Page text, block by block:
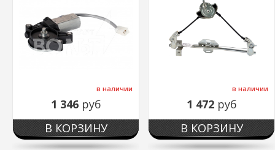
в наличии
1 346 руб
В КОРЗИНУ
в наличии
1 472 руб
В КОРЗИНУ